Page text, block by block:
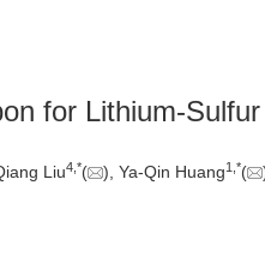
for Lithium-
Liu4 *( ), Ya-Qin Huang1 *(